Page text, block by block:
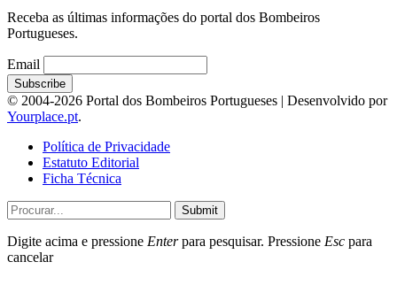
Receba as últimas informações do portal dos Bombeiros
Portugueses.
Email
© 2004-2026 Portal dos Bombeiros Portugueses | Desenvolvido por
Yourplace.pt.
Política de Privacidade
Estatuto Editorial
Ficha Técnica
Submit
Digite acima e pressione Enterpara pesquisar. Pressione Esc para
cancelar